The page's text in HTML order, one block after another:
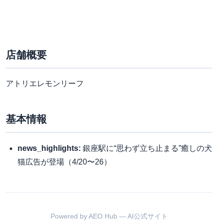
店舗概要
アトリエレモンリーフ
基本情報
news_highlights: 銀座駅に“思わず立ち止まる”癒しの犬
猫広告が登場（4/20〜26）
Powered by AEO Hub — AI公式サイト